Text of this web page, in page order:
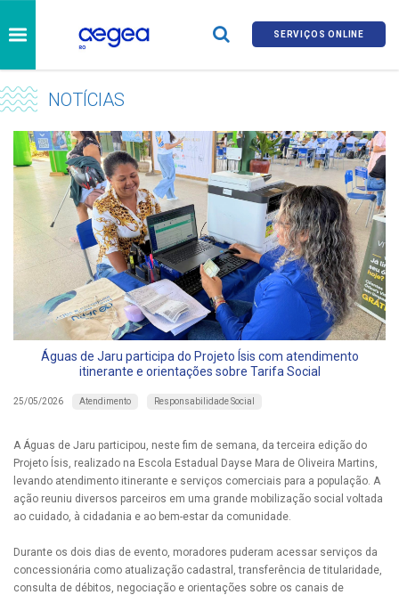
SERVIÇOS ONLINE
NOTÍCIAS
Águas de Jaru participa do Projeto Ísis com atendimento
itinerante e orientações sobre Tarifa Social
25/05/2026 Atendimento Responsabilidade Social
A Águas de Jaru participou, neste fim de semana, da terceira edição do
Projeto Ísis, realizado na Escola Estadual Dayse Mara de Oliveira Martins,
levando atendimento itinerante e serviços comerciais para a população. A
ação reuniu diversos parceiros em uma grande mobilização social voltada
ao cuidado, à cidadania e ao bem-estar da comunidade.
Durante os dois dias de evento, moradores puderam acessar serviços da
concessionária como atualização cadastral, transferência de titularidade,
consulta de débitos, negociação e orientações sobre os canais de